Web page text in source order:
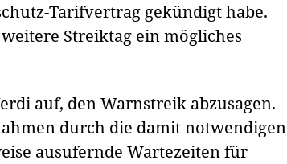
Tarifvertrag gekündigt habe.
Streiktag ein mögliches
auf, den Warnstreik abzusagen.
durch die damit notwendigen
ausufernde Wartezeiten für